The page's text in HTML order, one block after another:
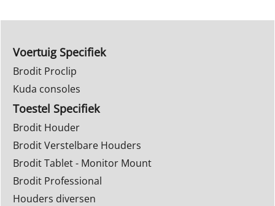
Voertuig Specifiek
Brodit Proclip
Kuda consoles
Toestel Specifiek
Brodit Houder
Brodit Verstelbare Houders
Brodit Tablet - Monitor Mount
Brodit Professional
Houders diversen